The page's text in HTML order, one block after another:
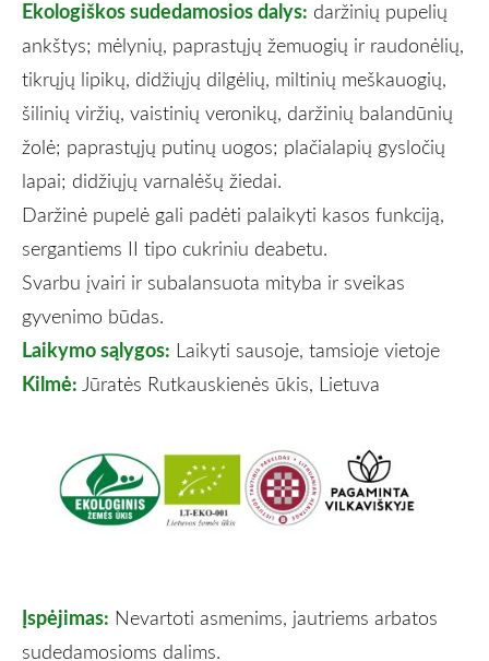
Ekologiškos sudedamosios dalys: daržinių pupelių
ankštys; mėlynių, paprastųjų žemuogių ir raudonėlių,
tikrųjų lipikų, didžiųjų dilgėlių, miltinių meškauogių,
šilinių viržių, vaistinių veronikų, daržinių balandūnių
žolė; paprastųjų putinų uogos; plačialapių gysločių
lapai; didžiųjų varnalėšų žiedai.
Daržinė pupelė gali padėti palaikyti kasos funkciją,
sergantiems II tipo cukriniu deabetu.
Svarbu įvairi ir subalansuota mityba ir sveikas
gyvenimo būdas.
Laikymo sąlygos: Laikyti sausoje, tamsioje vietoje
Kilmė: Jūratės Rutkauskienės ūkis, Lietuva
Įspėjimas: Nevartoti asmenims, jautriems arbatos
sudedamosioms dalims.